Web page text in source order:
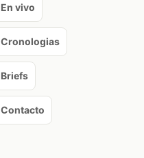
En vivo
Cronologias
Briefs
Contacto